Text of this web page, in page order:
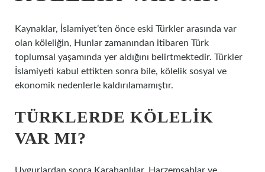
Kaynaklar, İslamiyet’ten önce eski Türkler arasında var
olan köleliğin, Hunlar zamanından itibaren Türk
toplumsal yaşamında yer aldığını belirtmektedir. Türkler
İslamiyeti kabul ettikten sonra bile, kölelik sosyal ve
ekonomik nedenlerle kaldırılamamıştır.
TÜRKLERDE KÖLELIK
VAR MI?